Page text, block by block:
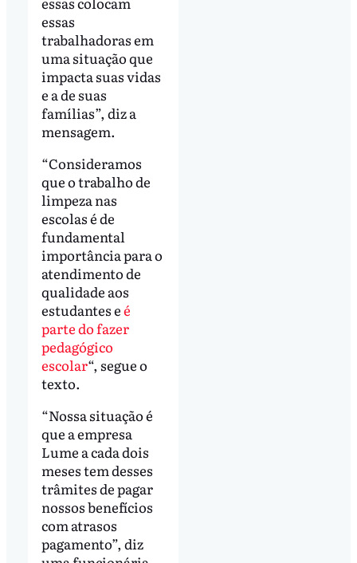
essas
trabalhadoras em
uma situação que
impacta suas vidas
e a de suas
famílias”, diz a
mensagem.
“Consideramos
que o trabalho de
limpeza nas
escolas é de
fundamental
importância para o
atendimento de
qualidade aos
estudantes eé
parte do fazer
pedagógico
escolar“, segue o
texto.
“Nossa situação é
que a empresa
Lume a cada dois
meses tem desses
trâmites de pagar
nossos benefícios
com atrasos
pagamento”, diz